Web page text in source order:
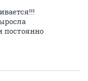
постоянно